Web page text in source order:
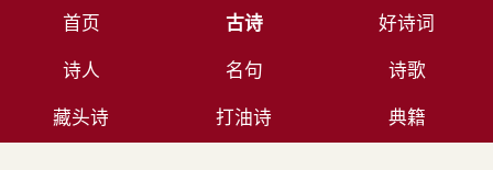
首页 古诗 好诗词
诗人 名句 诗歌
藏头诗 打油诗 典籍